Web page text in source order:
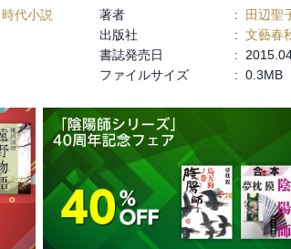
代小説 著者 :
田辺聖
出版社 : 文藝春
書誌発売日 :
ファイルサイズ : 0.3MB